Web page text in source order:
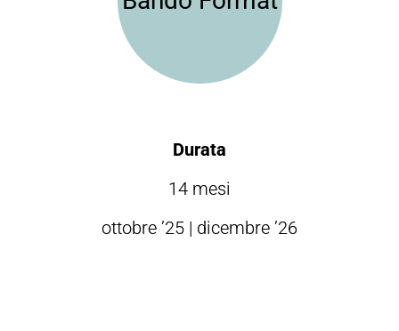
Durata
14 mesi
ottobre ’25 | dicembre ’26